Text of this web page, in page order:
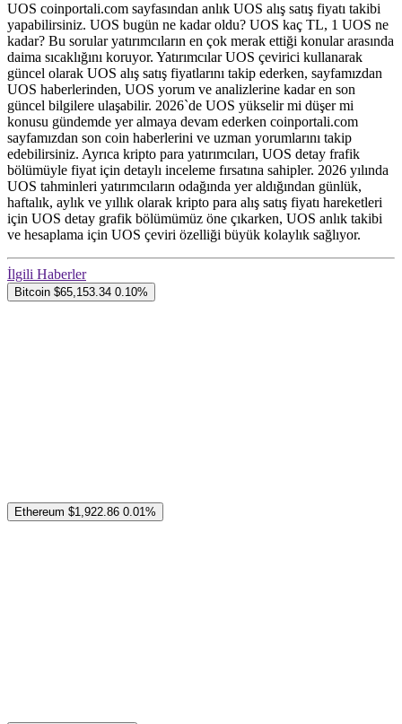
UOS coinportali.com sayfasından anlık UOS alış satış fiyatı takibi
yapabilirsiniz. UOS bugün ne kadar oldu? UOS kaç TL, 1 UOS ne
kadar? Bu sorular yatırımcıların en çok merak ettiği konular arasında
daima sıcaklığını koruyor. Yatırımcılar UOS çevirici kullanarak
güncel olarak UOS alış satış fiyatlarını takip ederken, sayfamızdan
UOS haberlerinden, UOS yorum ve analizlerine kadar en son
güncel bilgilere ulaşabilir. 2026`de UOS yükselir mi düşer mi
konusu gündemde yer almaya devam ederken coinportali.com
sayfamızdan son coin haberlerini ve uzman yorumlarını takip
edebilirsiniz. Ayrıca kripto para yatırımcıları, UOS detay frafik
bölümüyle fiyat için detaylı inceleme fırsatına sahipler. 2026 yılında
UOS tahminleri yatırımcıların odağında yer aldığından günlük,
haftalık, aylık ve yıllık olarak kripto para alış satış fiyatı hareketleri
için UOS detay grafik bölümümüz öne çıkarken, UOS anlık takibi
ve hesaplama için UOS çeviri özelliği büyük kolaylık sağlıyor.
İlgili Haberler
Bitcoin $65,153.34 0.10%
Ethereum $1,922.86 0.01%